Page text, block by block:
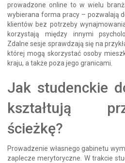
prowadzone online to w wielu
wybierana forma pracy – pozwalają
klientów bez potrzeby
korzystają między innymi
Zdalne sesje sprawdzają się na
której mogą skorzystać osoby
kraju, a także poza jego granicami.
Jak studenckie
kształtują
ścieżkę?
Prowadzenie własnego gabinetu
zaplecze merytoryczne. W trakcie